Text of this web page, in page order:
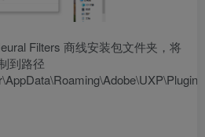
Filters 商线安装包文件夹，将
到路径